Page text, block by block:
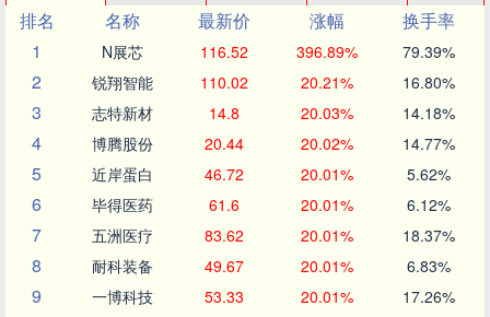
排名
名称 最新价 涨幅
换手率
1
N展芯 116.52 396.89% 79.39%
2 锐翔智能 110.02 20.21% 16.80%
3 志特新材 14.8 20.03% 14.18%
4 博腾股份 20.44 20.02% 14.77%
5 近岸蛋白 46.72 20.01% 5.62%
6 毕得医药 61.6 20.01% 6.12%
7 五洲医疗 83.62 20.01% 18.37%
8 耐科装备 49.67 20.01% 6.83%
9 一博科技 53.33 20.01% 17.26%